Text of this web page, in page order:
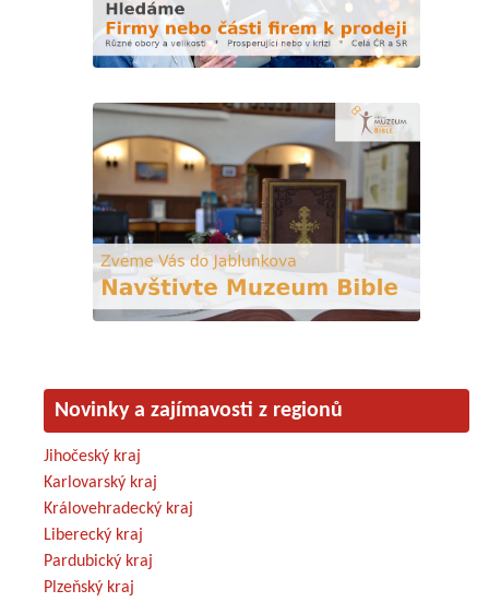
Novinky a zajímavosti z regionů
Jihočeský kraj
Karlovarský kraj
Královehradecký kraj
Liberecký kraj
Pardubický kraj
Plzeňský kraj